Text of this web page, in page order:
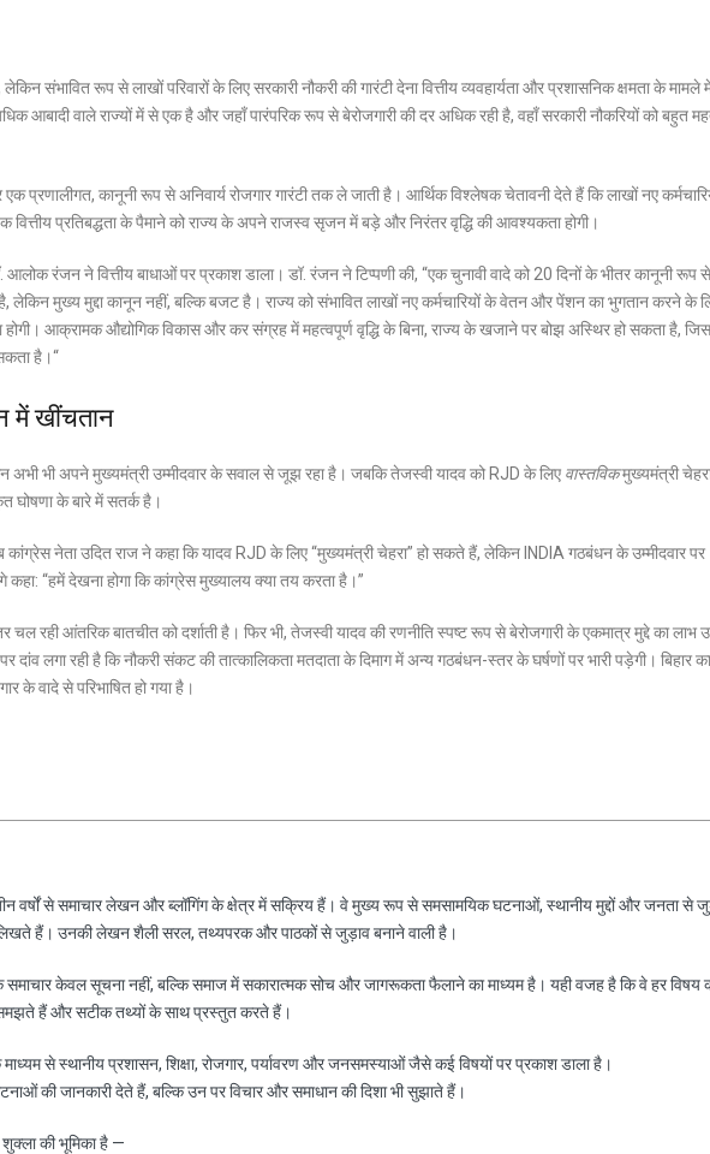
संभावित रूप से लाखों परिवारों के लिए सरकारी नौकरी की गारंटी देनावित्तीय व्यवहार्यता और प्रशासनिक क्षमताके मामले
आबादी वाले राज्यों में से एक है और जहाँ पारंपरिक रूप से बेरोजगारी की दर अधिक रही है, वहाँ सरकारी नौकरियों को बहुत
एकप्रणालीगत, कानूनी रूप से अनिवार्य रोजगार गारंटीतक ले जाती है। आर्थिक विश्लेषक चेतावनी देते हैं कि लाखों नए
प्रतिबद्धता के पैमाने को राज्य के अपने राजस्व सृजन में बड़े और निरंतर वृद्धि की आवश्यकता होगी।
आलोक रंजनने वित्तीय बाधाओं पर प्रकाश डाला। डॉ. रंजन ने टिप्पणी की, “एक चुनावी वादे को 20 दिनों के भीतर कानूनी रूप से
लेकिन मुख्य मुद्दा कानून नहीं, बल्कि बजट है। राज्य को संभावित लाखों नए कर्मचारियों के वेतन और पेंशन का भुगतान करने के
आक्रामक औद्योगिक विकास और कर संग्रह में महत्वपूर्ण वृद्धि के बिना, राज्य के खजाने पर बोझ अस्थिर हो सकता है,
है।“
में खींचतान
अभी भी अपने मुख्यमंत्री उम्मीदवार के सवाल से जूझ रहा है। जबकि तेजस्वी यादव को RJD के लिए वास्तविकमुख्यमंत्री
घोषणा के बारे में सतर्क है।
कांग्रेस नेताउदित राजने कहा कि यादव RJD के लिए “मुख्यमंत्री चेहरा” हो सकते हैं, लेकिन INDIA गठबंधन के उम्मीदवार पर
कहा: “हमें देखना होगा कि कांग्रेस मुख्यालय क्या तय करता है।”
चल रही आंतरिक बातचीत को दर्शाती है। फिर भी, तेजस्वी यादव की रणनीति स्पष्ट रूप से बेरोजगारी के एकमात्र मुद्दे का लाभ
लगा रही है कि नौकरी संकट की तात्कालिकता मतदाता के दिमाग में अन्य गठबंधन-स्तर के घर्षणों पर भारी पड़ेगी। बिहार का
के वादे से परिभाषित हो गया है।
वर्षों से समाचार लेखन और ब्लॉगिंग के क्षेत्र में सक्रिय हैं। वे मुख्य रूप से समसामयिक घटनाओं, स्थानीय मुद्दों और जनता से
हैं। उनकी लेखन शैली सरल, तथ्यपरक और पाठकों से जुड़ाव बनाने वाली है।
समाचार केवल सूचना नहीं, बल्कि समाज में सकारात्मक सोच और जागरूकता फैलाने का माध्यम है। यही वजह है कि वे हर विषय
समझते हैं और सटीक तथ्यों के साथ प्रस्तुत करते हैं।
से स्थानीय प्रशासन, शिक्षा, रोजगार, पर्यावरण और जनसमस्याओं जैसे कई विषयों पर प्रकाश डाला है।
की जानकारी देते हैं, बल्कि उन पर विचार और समाधान की दिशा भी सुझाते हैं।
की भूमिका है —